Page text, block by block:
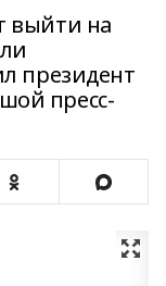
выйти на
президент
пресс-